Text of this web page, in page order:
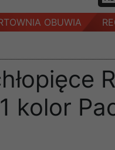
OBUWIA
kolor